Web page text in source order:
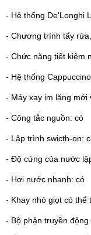
- Hệ thống De'Longhi
- Chương trình tẩy
- Chức năng tiết kiệm
- Hệ thống
- Máy xay im lặng mới
- Công tắc nguồn: có
- Lập trình swicth-on:
- Độ cứng của nước
- Hơi nước nhanh: có
- Khay nhỏ giọt có
- Bộ phận truyền